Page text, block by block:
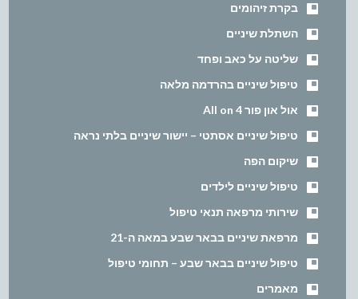
בקרת זיהומים
השתלת שיניים
שליטה על כאב ופחד
טיפול שיניים בהרדמה מלאה
אול און פור All on 4
טיפול שיניים אסתטי – יישור שיניים בלתי נראה
שיקום הפה
טיפול שיניים לילדים
שירותי מרפאה תנאי טיפול
מרפאת שיניים בבאר שבע במאה ה-21
טיפול שיניים בבאר שבע – תחומי טיפול
מאמרים